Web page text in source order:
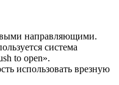
направляющими.
система
to open».
использовать врезную